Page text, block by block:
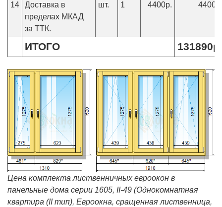
14
Доставка в
пределах МКАД
за ТТК.
шт. 1 4400р.
ИТОГО
Цена комплекта лиственничных евроокон в
панельные дома серии 1605, II-49 (Однокомнатная
квартира (II тип), Евроокна, сращенная лиственница,